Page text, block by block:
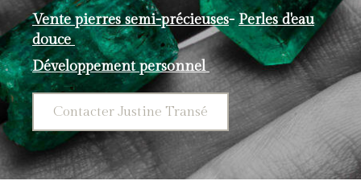
Vente pierres semi-précieuses-Perles d'eau
douce
Développement personnel
Contacter Justine Transé